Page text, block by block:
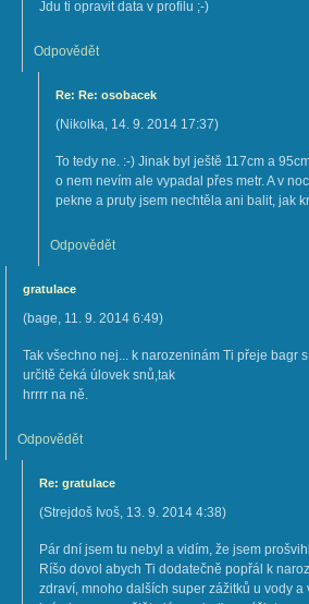
Jdu ti opravit data v profilu ;-)
Odpovědět
Re: Re: osobacek
(Nikolka, 14. 9. 2014 17:37)
To tedy ne. :-) Jinak byl ještě 117cm a
o nem nevím ale vypadal přes metr. A v
pekne a pruty jsem nechtěla ani balit, jak
Odpovědět
gratulace
(bage, 11. 9. 2014 6:49)
Tak všechno nej... k narozeninám Ti přeje bagr
určitě čeká úlovek snů,tak
hrrrr na ně.
Odpovědět
Re: gratulace
(Strejdoš Ivoš, 13. 9. 2014 4:38)
Pár dní jsem tu nebyl a vidím, že jsem
Ríšo dovol abych Ti dodatečně popřál k
zdraví, mnoho dalších super zážitků u vody